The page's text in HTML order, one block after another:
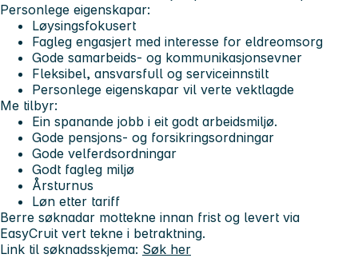
Personlege eigenskapar:
Løysingsfokusert
Fagleg engasjert med interesse for eldreomsorg
Gode samarbeids- og kommunikasjonsevner
Fleksibel, ansvarsfull og serviceinnstilt
Personlege eigenskapar vil verte vektlagde
Me tilbyr:
Ein spanande jobb i eit godt arbeidsmiljø.
Gode pensjons- og forsikringsordningar
Gode velferdsordningar
Godt fagleg miljø
Årsturnus
Løn etter tariff
Berre søknadar mottekne innan frist og levert via
EasyCruit vert tekne i betraktning.
Link til søknadsskjema: Søk her